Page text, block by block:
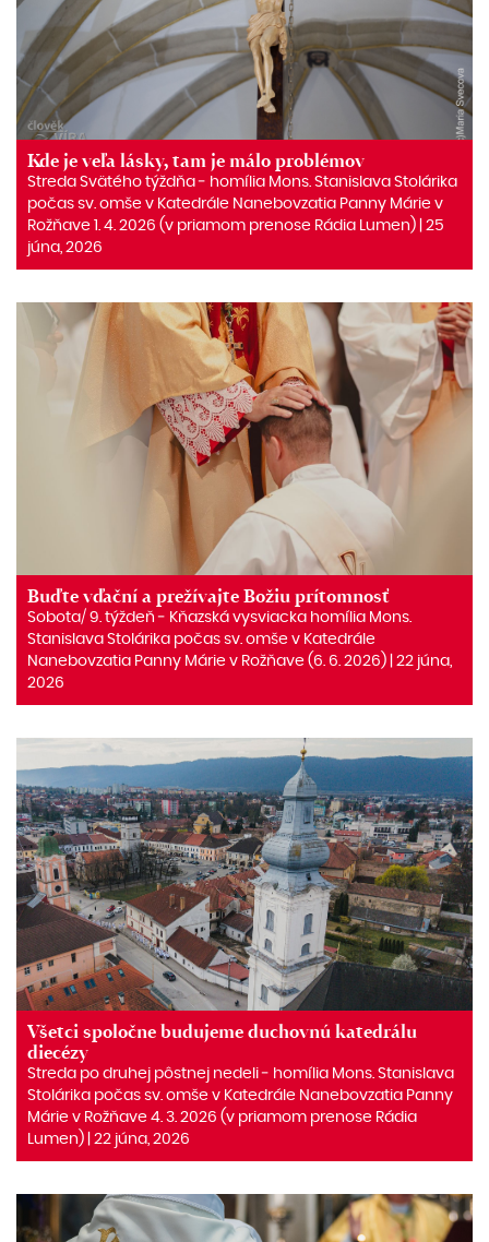
Kde je veľa lásky, tam je málo problémov
Streda Svätého týždňa ‒ homília Mons. Stanislava Stolárika
počas sv. omše v Katedrále Nanebovzatia Panny Márie v
Rožňave 1. 4. 2026 (v priamom prenose Rádia Lumen) | 25
júna, 2026
Buďte vďační a prežívajte Božiu prítomnosť
Sobota/ 9. týždeň ‒ Kňazská vysviacka homília Mons.
Stanislava Stolárika počas sv. omše v Katedrále
Nanebovzatia Panny Márie v Rožňave (6. 6. 2026) | 22 júna,
2026
Všetci spoločne budujeme duchovnú katedrálu
diecézy
Streda po druhej pôstnej nedeli ‒ homília Mons. Stanislava
Stolárika počas sv. omše v Katedrále Nanebovzatia Panny
Márie v Rožňave 4. 3. 2026 (v priamom prenose Rádia
Lumen) | 22 júna, 2026